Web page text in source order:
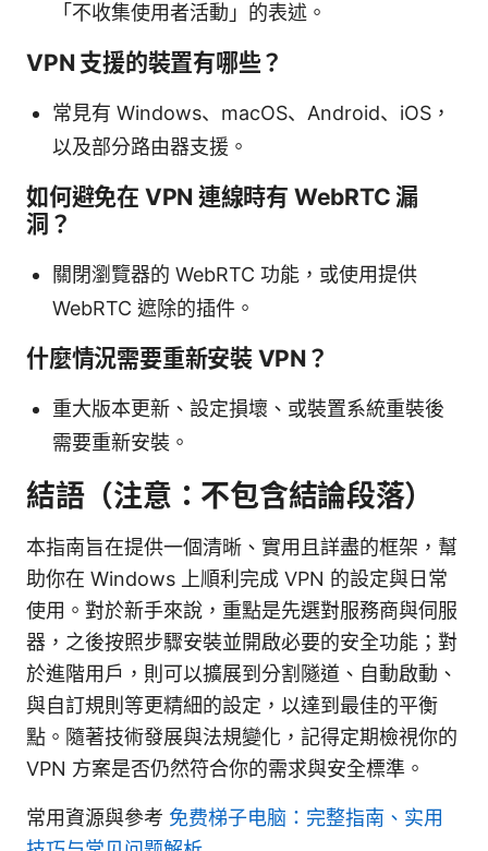
「不收集使用者活動」的表述。
VPN 支援的裝置有哪些？
常見有 Windows、macOS、Android、iOS，
以及部分路由器支援。
如何避免在 VPN 連線時有 WebRTC 漏
洞？
關閉瀏覽器的 WebRTC 功能，或使用提供
WebRTC 遮除的插件。
什麼情況需要重新安裝 VPN？
重大版本更新、設定損壞、或裝置系統重裝後
需要重新安裝。
結語（注意：不包含結論段落）
本指南旨在提供一個清晰、實用且詳盡的框架，幫
助你在 Windows 上順利完成 VPN 的設定與日常
使用。對於新手來說，重點是先選對服務商與伺服
器，之後按照步驟安裝並開啟必要的安全功能；對
於進階用戶，則可以擴展到分割隧道、自動啟動、
與自訂規則等更精細的設定，以達到最佳的平衡
點。隨著技術發展與法規變化，記得定期檢視你的
VPN 方案是否仍然符合你的需求與安全標準。
常用資源與參考 免费梯子电脑：完整指南、实用